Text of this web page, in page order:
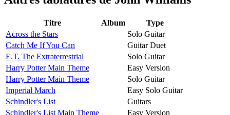
Titre Album
Type
Across the Stars
Solo Guitar
Catch Me If You Can
Guitar Duet
E.T. The Extraterrestrial
Solo Guitar
Harry Potter Main Theme
Easy Version
Harry Potter Main Theme
Solo Guitar
Imperial March
Easy Solo Guitar
Schindler's List
Guitars
Schindler's List Main Theme
Easy Version